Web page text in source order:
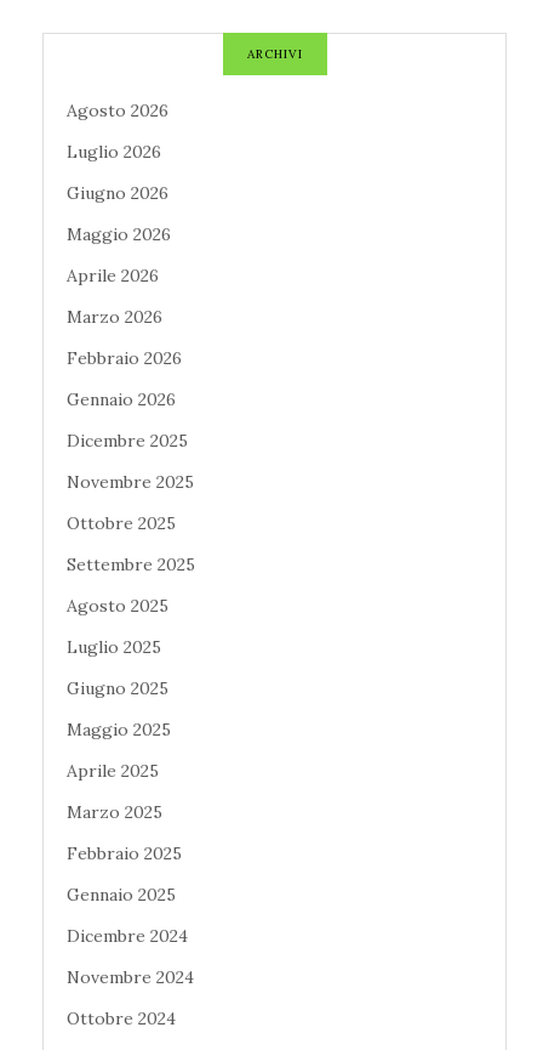
ARCHIVI
Agosto 2026
Luglio 2026
Giugno 2026
Maggio 2026
Aprile 2026
Marzo 2026
Febbraio 2026
Gennaio 2026
Dicembre 2025
Novembre 2025
Ottobre 2025
Settembre 2025
Agosto 2025
Luglio 2025
Giugno 2025
Maggio 2025
Aprile 2025
Marzo 2025
Febbraio 2025
Gennaio 2025
Dicembre 2024
Novembre 2024
Ottobre 2024